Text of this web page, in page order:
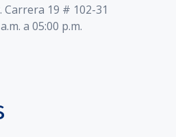
Carrera 19 # 102-31
a 05:00 p.m.